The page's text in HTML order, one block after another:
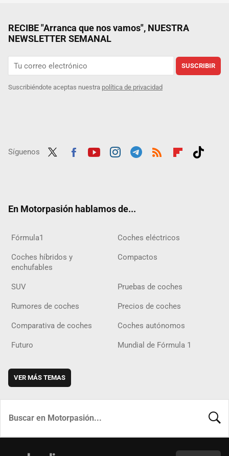
RECIBE "Arranca que nos vamos", NUESTRA
NEWSLETTER SEMANAL
SUSCRIBIR
Suscribiéndote aceptas nuestra política de privacidad
Síguenos
En Motorpasión hablamos de...
Fórmula1 Coches eléctricos
Coches híbridos y
enchufables
Compactos
SUV Pruebas de coches
Rumores de coches Precios de coches
Comparativa de coches Coches autónomos
Futuro Mundial de Fórmula 1
VER MÁS TEMAS